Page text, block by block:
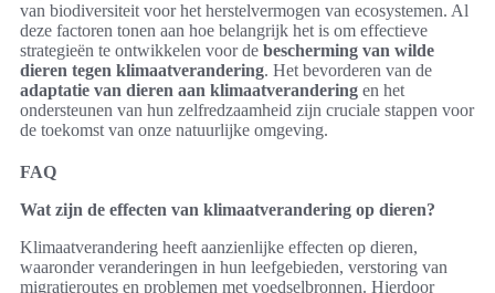
van biodiversiteit voor het herstelvermogen van ecosystemen. Al
deze factoren tonen aan hoe belangrijk het is om effectieve
strategieën te ontwikkelen voor de bescherming van wilde
dieren tegen klimaatverandering. Het bevorderen van de
adaptatie van dieren aan klimaatverandering en het
ondersteunen van hun zelfredzaamheid zijn cruciale stappen voor
de toekomst van onze natuurlijke omgeving.
FAQ
Wat zijn de effecten van klimaatverandering op dieren?
Klimaatverandering heeft aanzienlijke effecten op dieren,
waaronder veranderingen in hun leefgebieden, verstoring van
migratieroutes en problemen met voedselbronnen. Hierdoor